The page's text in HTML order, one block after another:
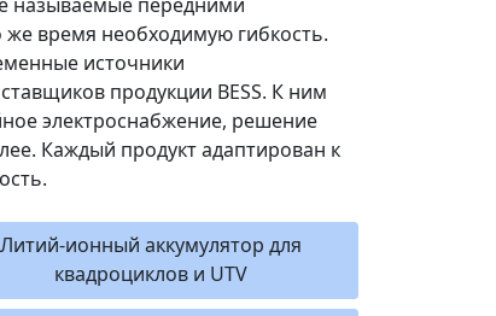
время необходимую гибкость.
источники
продукции BESS. К ним
электроснабжение, решение
Каждый продукт адаптирован к
Литий-ионный аккумулятор для
квадроциклов и UTV